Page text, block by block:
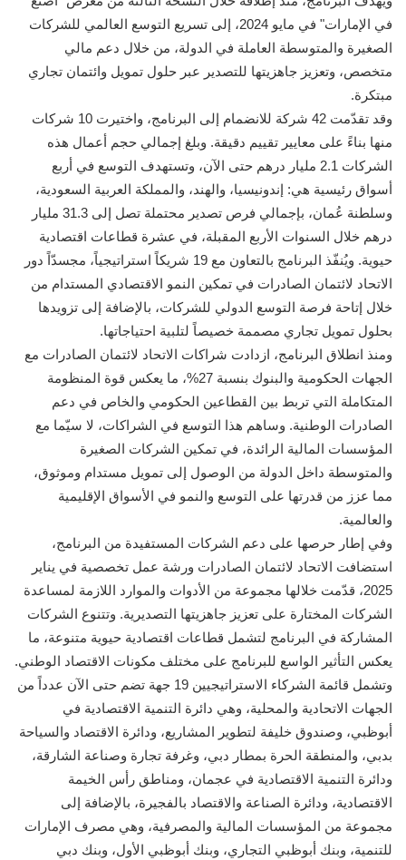
في الإمارات" في مايو 2024، إلى تسريع التوسع العالمي للشركات
الصغيرة والمتوسطة العاملة في الدولة، من خلال دعم مالي
متخصص، وتعزيز جاهزيتها للتصدير عبر حلول تمويل وائتمان تجاري
مبتكرة.
وقد تقدّمت 42 شركة للانضمام إلى البرنامج، واختيرت 10 شركات
منها بناءً على معايير تقييم دقيقة. وبلغ إجمالي حجم أعمال هذه
الشركات 2.1 مليار درهم حتى الآن، وتستهدف التوسع في أربع
أسواق رئيسية هي: إندونيسيا، والهند، والمملكة العربية السعودية،
وسلطنة عُمان، بإجمالي فرص تصدير محتملة تصل إلى 31.3 مليار
درهم خلال السنوات الأربع المقبلة، في عشرة قطاعات اقتصادية
حيوية. ويُنفّذ البرنامج بالتعاون مع 19 شريكاً استراتيجياً، مجسدّاً دور
الاتحاد لائتمان الصادرات في تمكين النمو الاقتصادي المستدام من
خلال إتاحة فرصة التوسع الدولي للشركات، بالإضافة إلى تزويدها
بحلول تمويل تجاري مصممة خصيصاً لتلبية احتياجاتها.
ومنذ انطلاق البرنامج، ازدادت شراكات الاتحاد لائتمان الصادرات مع
الجهات الحكومية والبنوك بنسبة 27%، ما يعكس قوة المنظومة
المتكاملة التي تربط بين القطاعين الحكومي والخاص في دعم
الصادرات الوطنية. وساهم هذا التوسع في الشراكات، لا سيّما مع
المؤسسات المالية الرائدة، في تمكين الشركات الصغيرة
والمتوسطة داخل الدولة من الوصول إلى تمويل مستدام وموثوق،
مما عزز من قدرتها على التوسع والنمو في الأسواق الإقليمية
والعالمية.
وفي إطار حرصها على دعم الشركات المستفيدة من البرنامج،
استضافت الاتحاد لائتمان الصادرات ورشة عمل تخصصية في يناير
2025، قدّمت خلالها مجموعة من الأدوات والموارد اللازمة لمساعدة
الشركات المختارة على تعزيز جاهزيتها التصديرية. وتتنوع الشركات
المشاركة في البرنامج لتشمل قطاعات اقتصادية حيوية متنوعة، ما
يعكس التأثير الواسع للبرنامج على مختلف مكونات الاقتصاد الوطني.
وتشمل قائمة الشركاء الاستراتيجيين 19 جهة تضم حتى الآن عدداً من
الجهات الاتحادية والمحلية، وهي دائرة التنمية الاقتصادية في
أبوظبي، وصندوق خليفة لتطوير المشاريع، ودائرة الاقتصاد والسياحة
بدبي، والمنطقة الحرة بمطار دبي، وغرفة تجارة وصناعة الشارقة،
ودائرة التنمية الاقتصادية في عجمان، ومناطق رأس الخيمة
الاقتصادية، ودائرة الصناعة والاقتصاد بالفجيرة، بالإضافة إلى
مجموعة من المؤسسات المالية والمصرفية، وهي مصرف الإمارات
للتنمية، وبنك أبوظبي التجاري، وبنك أبوظبي الأول، وبنك دبي